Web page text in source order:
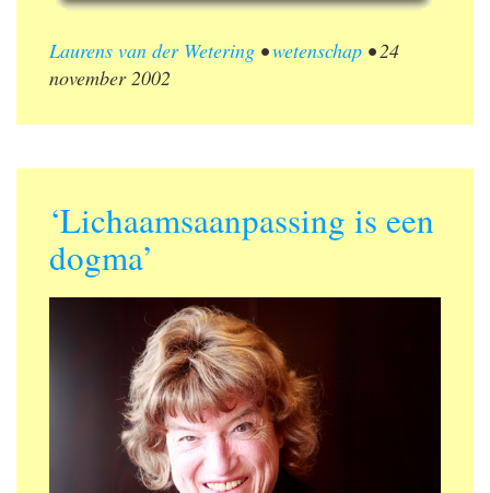
Laurens van der Wetering •wetenschap •24
november 2002
‘Lichaamsaanpassing is een
dogma’